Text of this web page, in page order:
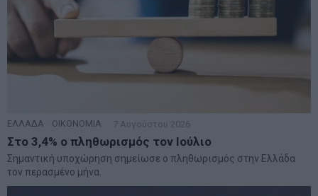
ΕΛΛΑΔΑ ΟΙΚΟΝΟΜΙΑ 7 Αυγούστου 2026
Στο 3,4% ο πληθωρισμός τον Ιούλιο
Σημαντική υποχώρηση σημείωσε ο πληθωρισμός στην Ελλάδα
τον περασμένο μήνα.